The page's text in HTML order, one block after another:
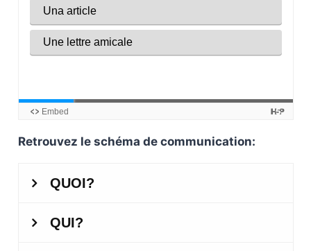
Retrouvez le schéma de communication: